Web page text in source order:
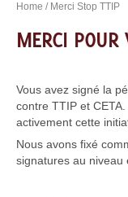
Home / Merci Stop TTIP
MERCI POUR
Vous avez signé la
contre TTIP et
activement cette
Nous avons fixé
signatures au niveau